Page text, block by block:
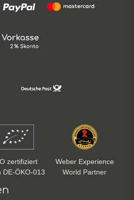
zertifiziert
DE-ÖKO-013
Weber Experience
World Partner